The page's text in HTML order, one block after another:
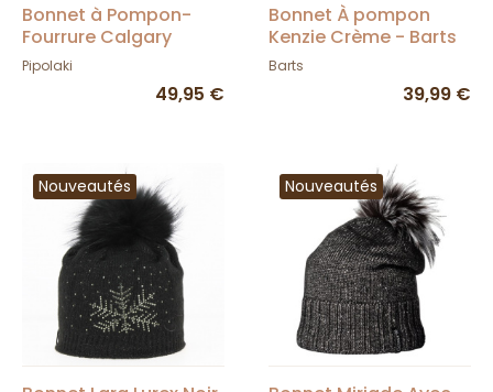
Bonnet à Pompon-
Fourrure Calgary
Blanc - Pipolaki
Pipolaki
49,95 €
Bonnet À pompon
Kenzie Crème - Barts
Barts
39,99 €
Nouveautés Nouveautés